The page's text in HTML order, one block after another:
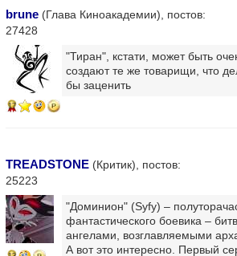
brune (Глава Киноакадемии), постов:
27428
17
"Тиран", кстати, может быть
создают те же товарищи, что
бы заценить
TREADSTONE (Критик), постов:
25223
"Доминион" (Syfy) –
фантастического боевика –
ангелами, возглавляемыми
А вот это интересно. Первый